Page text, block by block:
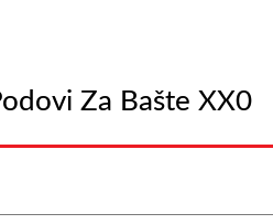
Za Bašte XX0